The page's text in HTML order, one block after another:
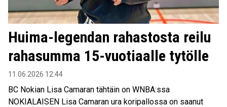
Huima-legendan rahastosta reilu
rahasumma 15-vuotiaalle tytölle
11.06.2026 12:44
BC Nokian Lisa Camaran tähtäin on WNBA:ssa
NOKIALAISEN Lisa Camaran ura koripallossa on saanut